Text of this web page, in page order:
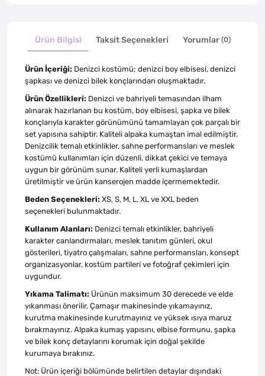
Ürün Bilgisi Taksit Seçenekleri Yorumlar (0)
Ürün İçeriği: Denizci kostümü; denizci boy elbisesi, denizci
şapkası ve denizci bilek konçlarından oluşmaktadır.
Ürün Özellikleri: Denizci ve bahriyeli temasından ilham
alınarak hazırlanan bu kostüm, boy elbisesi, şapka ve bilek
konçlarıyla karakter görünümünü tamamlayan çok parçalı bir
set yapısına sahiptir. Kaliteli alpaka kumaştan imal edilmiştir.
Denizcilik temalı etkinlikler, sahne performansları ve meslek
kostümü kullanımları için düzenli, dikkat çekici ve temaya
uygun bir görünüm sunar. Kaliteli yerli kumaşlardan
üretilmiştir ve ürün kanserojen madde içermemektedir.
Beden Seçenekleri: XS, S, M, L, XL ve XXL beden
seçenekleri bulunmaktadır.
Kullanım Alanları: Denizci temalı etkinlikler, bahriyeli
karakter canlandırmaları, meslek tanıtım günleri, okul
gösterileri, tiyatro çalışmaları, sahne performansları, konsept
organizasyonlar, kostüm partileri ve fotoğraf çekimleri için
uygundur.
Yıkama Talimatı: Ürünün maksimum 30 derecede ve elde
yıkanması önerilir. Çamaşır makinesinde yıkamayınız,
kurutma makinesinde kurutmayınız ve yüksek ısıya maruz
bırakmayınız. Alpaka kumaş yapısını, elbise formunu, şapka
ve bilek konç detaylarını korumak için doğal şekilde
kurumaya bırakınız.
Not: Ürün içeriği bölümünde belirtilen detaylar dışındaki